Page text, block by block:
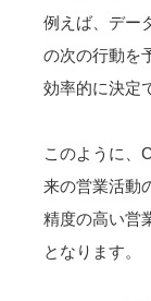
例えば、デー
の次の行動を
効率的に決定
このように、
来の営業活動
精度の高い営
となります。